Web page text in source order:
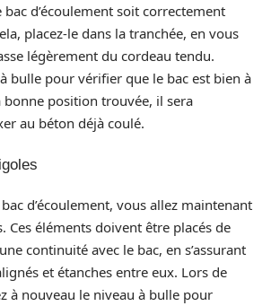
d’écoulement soit correctement
placez-le dans la tranchée, en vous
légèrement du cordeau tendu.
bulle pour vérifier que le bac est bien à
bonne position trouvée, il sera
au béton déjà coulé.
d’écoulement, vous allez maintenant
Ces éléments doivent être placés de
continuité avec le bac, en s’assurant
et étanches entre eux. Lors de
à nouveau le niveau à bulle pour